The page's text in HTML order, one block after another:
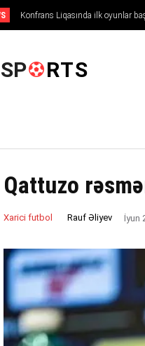
Konfrans Liqasında ilk oyunlar
SP RTS
Qattuzo
Xarici futbol Rauf Əliyev İyun